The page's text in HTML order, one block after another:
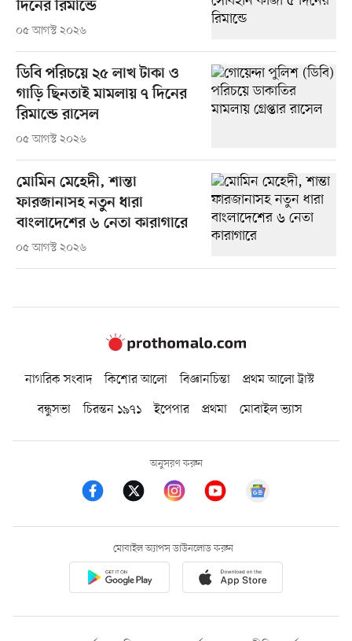
দিনের রিমান্ডে
০৫ আগস্ট ২০২৬
ডিবি পরিচয়ে ২৫ লাখ টাকা ও
গাড়ি ছিনতাই মামলায় ৭ দিনের
রিমান্ডে রাসেল
০৫ আগস্ট ২০২৬
মোমিন মেহেদী, শান্তা
ফারজানাসহ নতুন ধারা
বাংলাদেশের ৬ নেতা কারাগারে
০৫ আগস্ট ২০২৬
নাগরিক সংবাদ কিশোর আলো বিজ্ঞানচিন্তা
প্রথম আলো ট্রাস্ট
বন্ধুসভা
চিরন্তন ১৯৭১ ইপেপার প্রথমা মোবাইল ভ্যাস
অনুসরণ করুন
মোবাইল অ্যাপস ডাউনলোড করুন